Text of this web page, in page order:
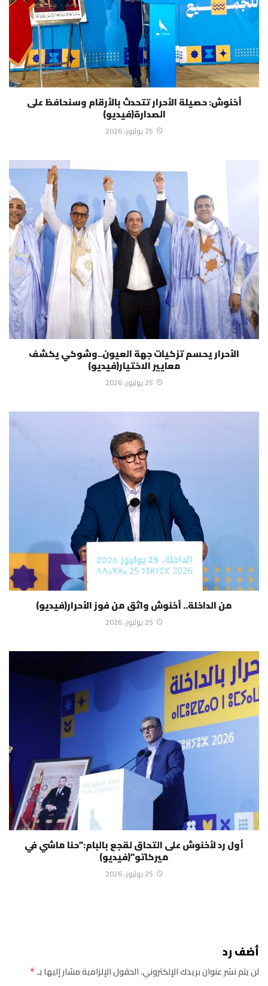
أخنوش: حصيلة الأحرار تتحدث بالأرقام وسنحافظ على
الصدارة(فيديو)
25 يوليوز، 2026
الأحرار يحسم تزكيات جهة العيون..وشوكي يكشف
معايير الاختيار(فيديو)
25 يوليوز، 2026
من الداخلة.. أخنوش واثق من فوز الأحرار(فيديو)
25 يوليوز، 2026
أول رد لأخنوش على التحاق لقجع بالبام:”حنا ماشي في
ميركاتو”(فيديو)
25 يوليوز، 2026
أضف رد
لن يتم نشر عنوان بريدك الإلكتروني.الحقول الإلزامية مشار إليها بـ*